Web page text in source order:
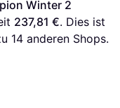
Winter 2
237,81 €. Dies ist
14 anderen Shops.